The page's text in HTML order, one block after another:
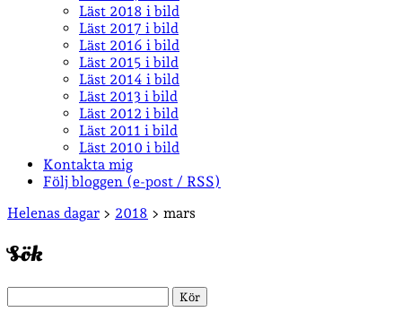
Läst 2018 i bild
Läst 2017 i bild
Läst 2016 i bild
Läst 2015 i bild
Läst 2014 i bild
Läst 2013 i bild
Läst 2012 i bild
Läst 2011 i bild
Läst 2010 i bild
Kontakta mig
Följ bloggen (e-post / RSS)
Sidopanel
Helenas dagar > 2018 > mars
Sök